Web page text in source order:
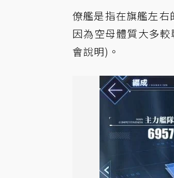
僚艦是指在旗艦左
因為空母體質大多
會說明)。